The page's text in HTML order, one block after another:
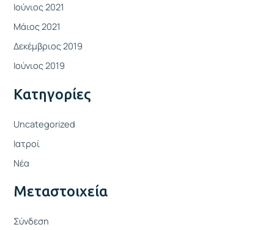
Ιούνιος 2021
Μάιος 2021
Δεκέμβριος 2019
Ιούνιος 2019
Kατηγορίες
Uncategorized
Ιατροί
Νέα
Μεταστοιχεία
Σύνδεση